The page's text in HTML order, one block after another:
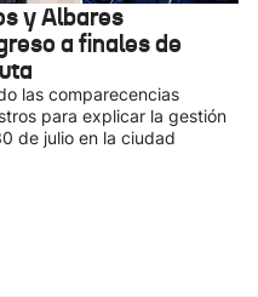
y Albares
a finales de
las comparecencias
para explicar la gestión
de julio en la ciudad